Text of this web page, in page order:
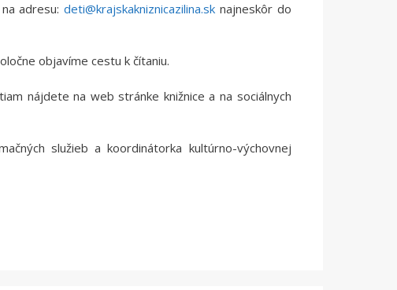
na adresu:deti@krajskakniznicazilina.sk najneskôr do
objavíme cestu k čítaniu.
nájdete na web stránke knižnice a na sociálnych
služieb a koordinátorka kultúrno-výchovnej